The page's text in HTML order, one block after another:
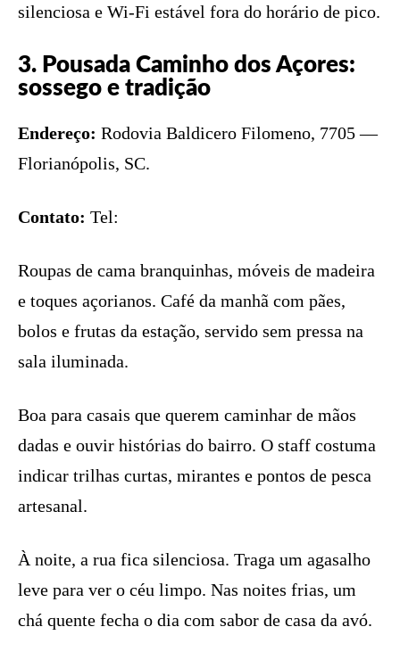
silenciosa e Wi-Fi estável fora do horário de pico.
3. Pousada Caminho dos Açores:
sossego e tradição
Endereço: Rodovia Baldicero Filomeno, 7705 —
Florianópolis, SC.
Contato: Tel:
Roupas de cama branquinhas, móveis de madeira
e toques açorianos. Café da manhã com pães,
bolos e frutas da estação, servido sem pressa na
sala iluminada.
Boa para casais que querem caminhar de mãos
dadas e ouvir histórias do bairro. O staff costuma
indicar trilhas curtas, mirantes e pontos de pesca
artesanal.
À noite, a rua fica silenciosa. Traga um agasalho
leve para ver o céu limpo. Nas noites frias, um
chá quente fecha o dia com sabor de casa da avó.